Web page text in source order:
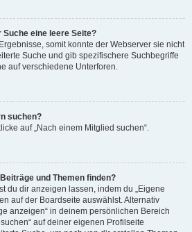
eine leere Seite?
somit konnte der Webserver sie nicht
Suche und gib spezifischere Suchbegriffe
auf verschiedene Unterforen.
suchen?
auf „Nach einem Mitglied suchen“.
und Themen finden?
du dir anzeigen lassen, indem du „Eigene
auf der Boardseite auswählst. Alternativ
anzeigen“ in deinem persönlichen Bereich
auf deiner eigenen Profilseite